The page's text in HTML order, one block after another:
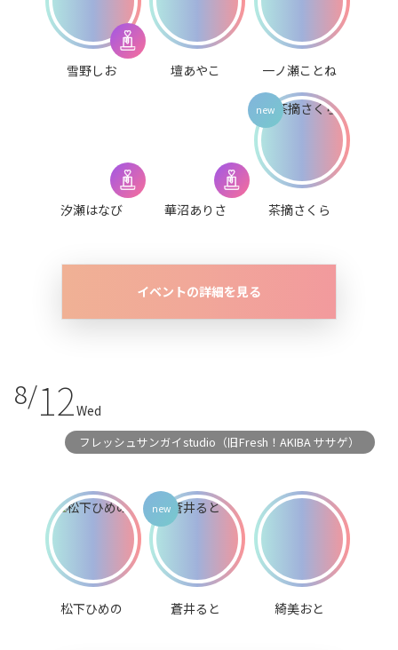
雪野しお 壇あやこ 一ノ瀬ことね
汐瀬はなび 華沼ありさ 茶摘さくら
イベントの詳細を見る
8/12Wed
フレッシュサンガイstudio（旧Fresh！AKIBA ササゲ）
松下ひめの 蒼井ると 綺美おと